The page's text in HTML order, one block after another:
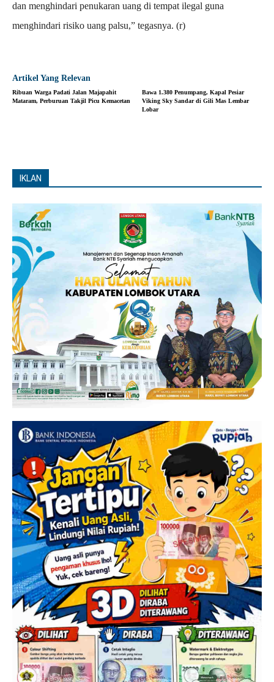
dan menghindari penukaran uang di tempat ilegal guna
menghindari risiko uang palsu,” tegasnya. (r)
Artikel Yang Relevan
Ribuan Warga Padati Jalan Majapahit
Mataram, Perburuan Takjil Picu Kemacetan
Bawa 1.380 Penumpang, Kapal Pesiar
Viking Sky Sandar di Gili Mas Lembar
Lobar
IKLAN